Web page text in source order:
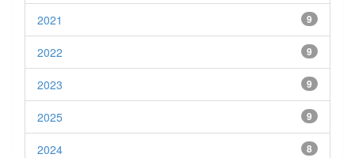
9
2021
9
2022
9
2023
9
2025
8
2024